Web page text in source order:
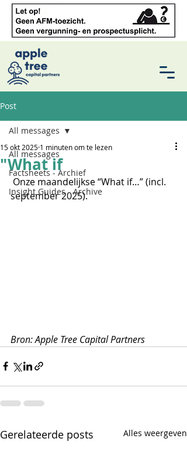
Post
All messages
Factsheets - Archief
Insight Guides - Archive
All messages
"What if
15 okt 2025 1 minuten om te lezen
Onze maandelijkse “What if…” (incl.
september 2025).
Bron: Apple Tree Capital Partners
Gerelateerde posts Alles weergeven